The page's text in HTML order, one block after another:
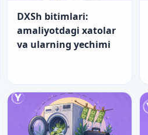
DXSh bitimlari:
amaliyotdagi xatolar
va ularning yechimi